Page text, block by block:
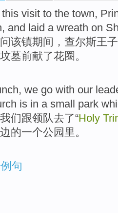
this visit to the town,
, and laid a wreath on
该镇期间， 查尔斯王子
坟墓前献了花圈 。
, we go with our
is in asmall park
我们跟领队去了“Holy
的一个公园里 。
句